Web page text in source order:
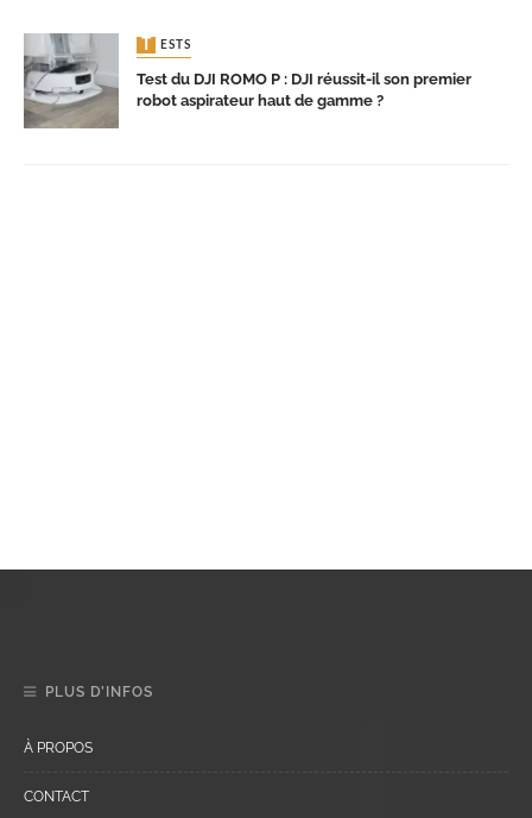
TESTS
Test du DJI ROMO P : DJI réussit-il son premier
robot aspirateur haut de gamme ?
PLUS D’INFOS
À PROPOS
CONTACT